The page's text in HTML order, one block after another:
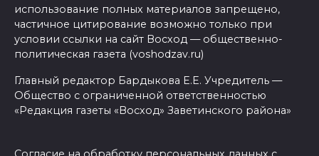
использование полных материалов запрещено,
частичное цитирование возможно только при
условии ссылки на сайт Восход — общественно-
политическая газета (voshodzav.ru)
Главный редактор Бардыкова Е.Е. Учредитель —
Общество с ограниченной ответственностью
«Редакция газеты «Восход» Заветинского района»